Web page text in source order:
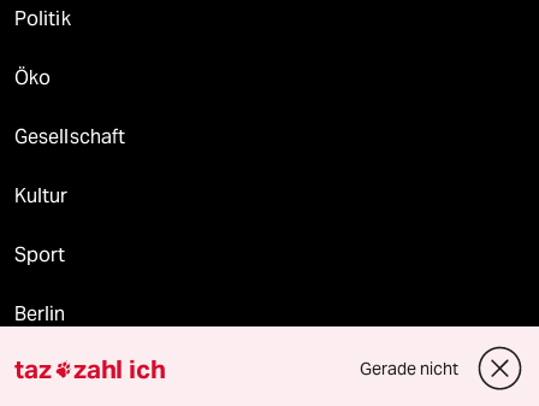
Politik
Öko
Gesellschaft
Kultur
Sport
Berlin
Nord
taz zahl ich Gerade nicht